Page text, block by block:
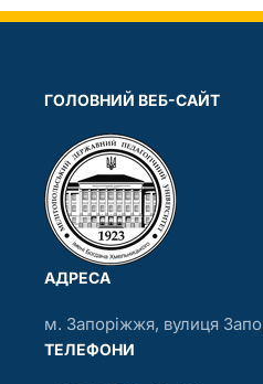
ГОЛОВНИЙ ВЕБ-САЙТ
АДРЕСА
м. Запоріжжя, вулиця
ТЕЛЕФОНИ